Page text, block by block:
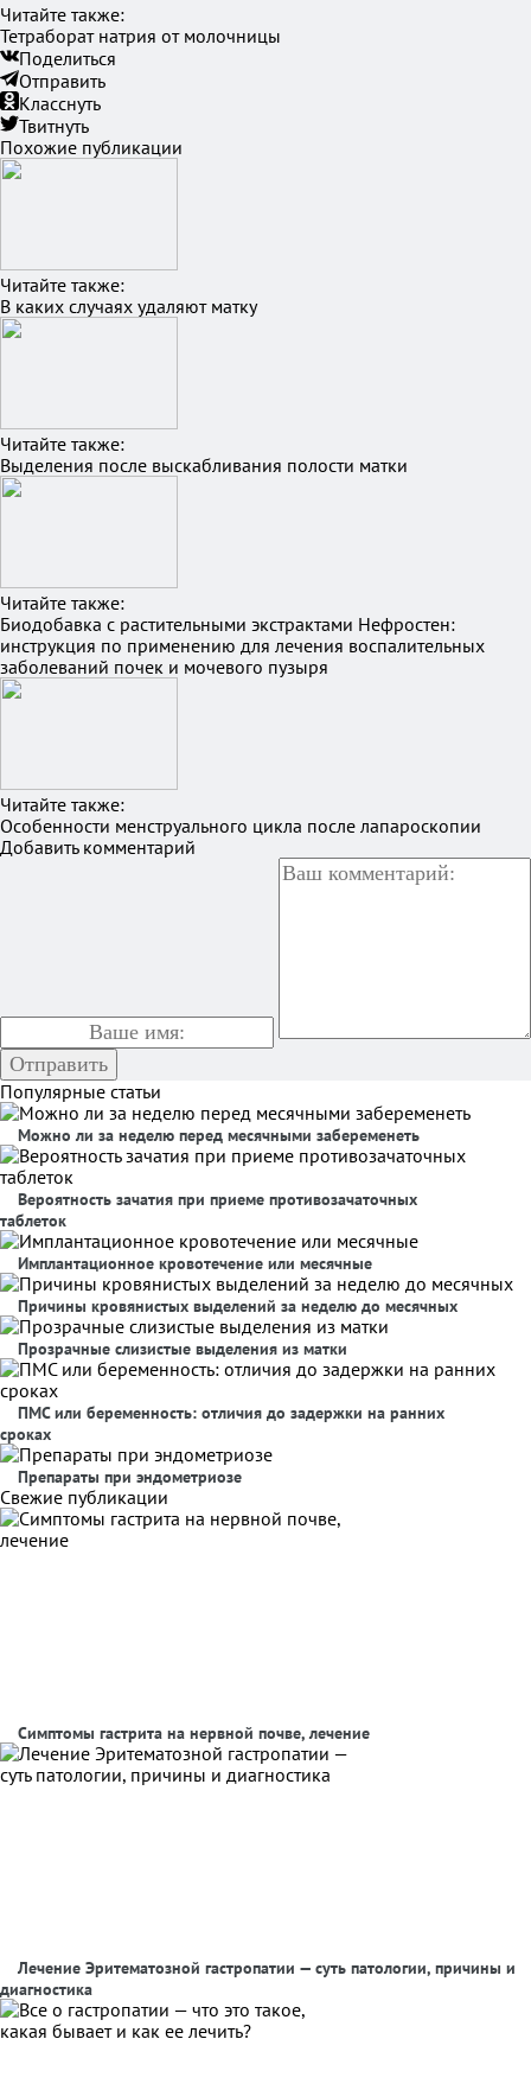
Читайте также:
Тетраборат натрия от молочницы
Поделиться
Отправить
Класснуть
Твитнуть
Похожие публикации
Читайте также:
В каких случаях удаляют матку
Читайте также:
Выделения после выскабливания полости матки
Читайте также:
Биодобавка с растительными экстрактами Нефростен:
инструкция по применению для лечения воспалительных
заболеваний почек и мочевого пузыря
Читайте также:
Особенности менструального цикла после лапароскопии
Добавить комментарий
Популярные статьи
Можно ли за неделю перед месячными забеременеть
Вероятность зачатия при приеме противозачаточных
таблеток
Имплантационное кровотечение или месячные
Причины кровянистых выделений за неделю до месячных
Прозрачные слизистые выделения из матки
ПМС или беременность: отличия до задержки на ранних
сроках
Препараты при эндометриозе
Свежие публикации
Симптомы гастрита на нервной почве, лечение
Лечение Эритематозной гастропатии — суть патологии, причины и
диагностика